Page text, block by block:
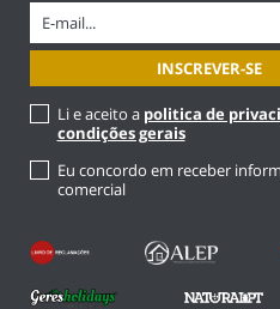
Li e aceito a politica de
condições gerais
Eu concordo em receber
comercial